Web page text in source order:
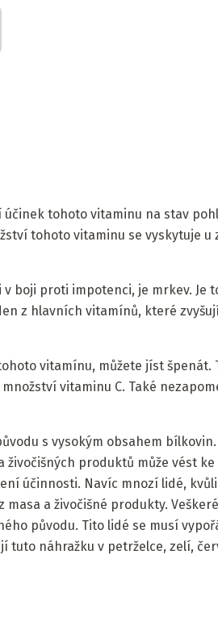
tohoto vitaminu na stav
tohoto vitaminu se vyskytuje u
boji proti impotenci, je mrkev. Je
z hlavních vitamínů, které
vitamínu, můžete jíst špenát.
vitaminu C. Také
s vysokým obsahem bílkovin.
produktů může vést ke
účinnosti. Navíc mnozí lidé, kvůli
a živočišné produkty.
původu. Tito lidé se musí
tuto náhražku v petrželce, zelí,